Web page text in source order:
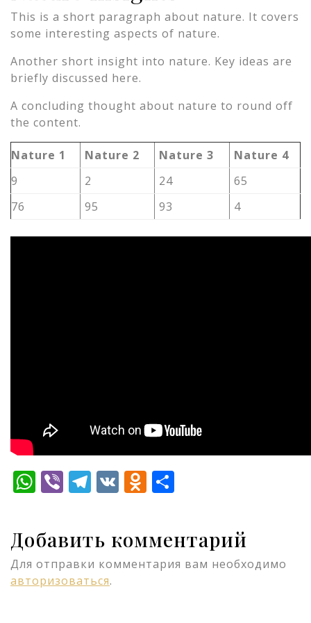
This is a short paragraph about nature. It covers
some interesting aspects of nature.
Another short insight into nature. Key ideas are
briefly discussed here.
A concluding thought about nature to round off
the content.
Nature 1 Nature 2 Nature 3
Nature 4
9
2 24
65
76
95 93 4
WhatsApp
ViberTelegram
VKOdnoklassniki
Добавить комментарий
Для отправки комментария вам необходимо
авторизоваться.